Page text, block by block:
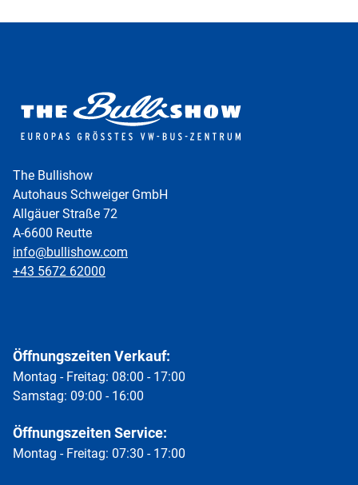
The Bullishow
Autohaus Schweiger GmbH
Allgäuer Straße 72
A-6600 Reutte
info@bullishow.com
+43 5672 62000
Öffnungszeiten Verkauf:
Montag - Freitag: 08:00 - 17:00
Samstag: 09:00 - 16:00
Öffnungszeiten Service:
Montag - Freitag: 07:30 - 17:00